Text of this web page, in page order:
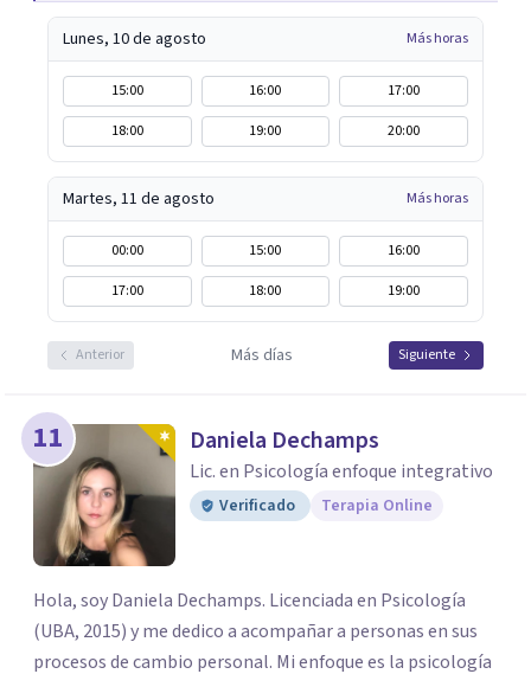
ayudar a mis clientes a comprender sus conflictos
internos, fortalecer sus recursos personales, desarrollar
nuevas estrategias de afrontamiento y avanzar con
mayor claridad, resiliencia y bienestar. Creo
profundamente en la autoconciencia como un camino
fundamental para la transformación personal y para
construir una vida más auténtica y significativa.
Lunes, 10 de agosto Más horas
15:00 16:00
17:00
18:00
19:00 20:00
Martes, 11 de agosto Más horas
00:00 15:00
16:00
17:00
18:00 19:00
Anterior Más días Siguiente
11 Daniela Dechamps
Lic. en Psicología enfoque integrativo
Verificado Terapia Online
Hola, soy Daniela Dechamps. Licenciada en Psicología
(UBA, 2015) y me dedico a acompañar a personas en sus
procesos de cambio personal. Mi enfoque es la psicología